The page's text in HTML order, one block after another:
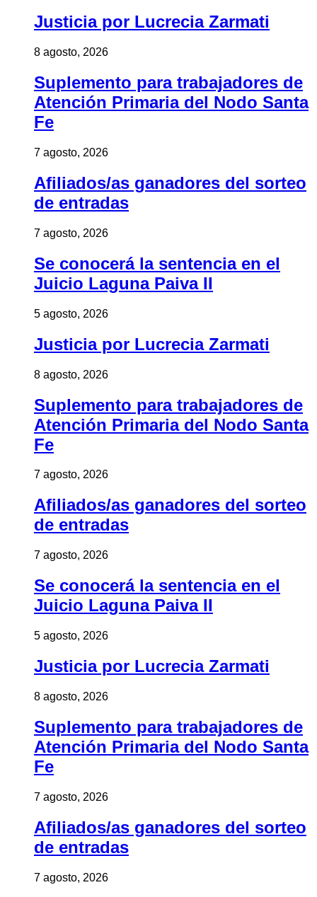
Justicia por Lucrecia Zarmati
8 agosto, 2026
Suplemento para trabajadores de
Atención Primaria del Nodo Santa
Fe
7 agosto, 2026
Afiliados/as ganadores del sorteo
de entradas
7 agosto, 2026
Se conocerá la sentencia en el
Juicio Laguna Paiva II
5 agosto, 2026
Justicia por Lucrecia Zarmati
8 agosto, 2026
Suplemento para trabajadores de
Atención Primaria del Nodo Santa
Fe
7 agosto, 2026
Afiliados/as ganadores del sorteo
de entradas
7 agosto, 2026
Se conocerá la sentencia en el
Juicio Laguna Paiva II
5 agosto, 2026
Justicia por Lucrecia Zarmati
8 agosto, 2026
Suplemento para trabajadores de
Atención Primaria del Nodo Santa
Fe
7 agosto, 2026
Afiliados/as ganadores del sorteo
de entradas
7 agosto, 2026